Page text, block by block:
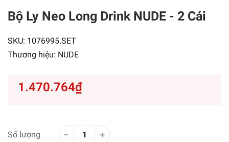
Bộ Ly Neo Long Drink NUDE - 2 Cái
SKU: 1076995.SET
Thương hiệu: NUDE
1.470.764₫
Số lượng